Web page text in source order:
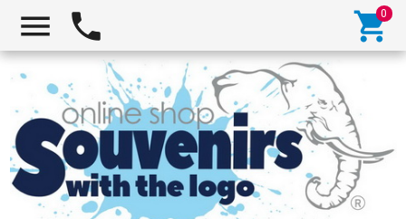
  